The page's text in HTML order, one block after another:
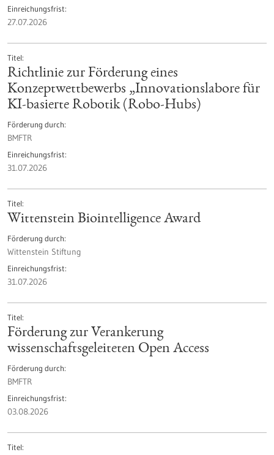
Einreichungsfrist
27.07.2026
Titel
Richtlinie zur Förderung eines
Konzeptwettbewerbs „Innovationslabore für
KI-basierte Robotik (Robo-Hubs)
Förderung durch
BMFTR
Einreichungsfrist
31.07.2026
Titel
Wittenstein Biointelligence Award
Förderung durch
Wittenstein Stiftung
Einreichungsfrist
31.07.2026
Titel
Förderung zur Verankerung
wissenschaftsgeleiteten Open Access
Förderung durch
BMFTR
Einreichungsfrist
03.08.2026
Titel